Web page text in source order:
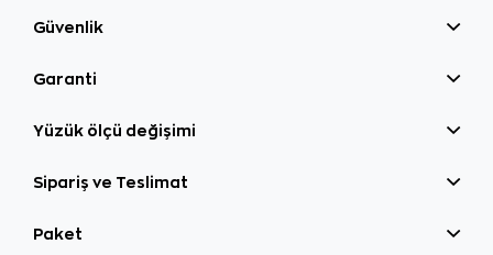
Güvenlik
Garanti
Yüzük ölçü değişimi
Sipariş ve Teslimat
Paket